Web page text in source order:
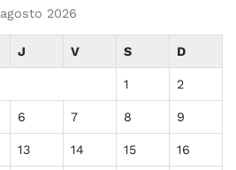
agosto 2026
J V S D
1 2
6 7 8 9
13 14 15 16